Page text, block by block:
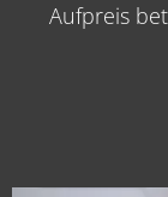
Aufpreis